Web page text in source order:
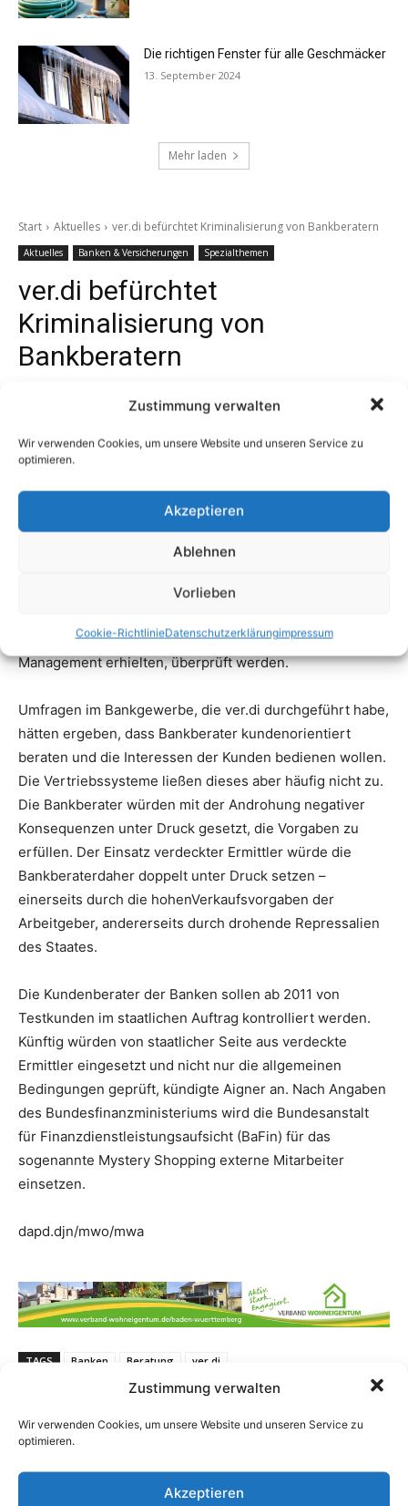
Zustimmung verwalten
Wir verwenden Cookies, um unsere Website und unseren Service zu
optimieren.
Akzeptieren
Ablehnen
Vorlieben
Cookie-RichtlinieDatenschutzerklärungimpressum
Die richtigen Fenster für alle Geschmäcker
13. September 2024
Mehr laden